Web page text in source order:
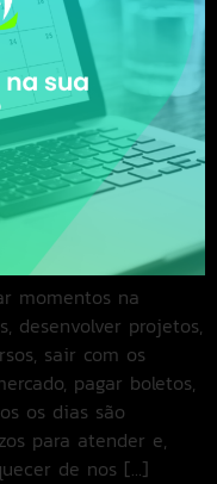
momentos na
desenvolver projetos,
sair com os
pagar boletos,
os dias são
para atender e,
de nos […]